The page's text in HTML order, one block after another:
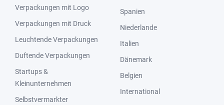
Verpackungen mit Logo
Verpackungen mit Druck
Leuchtende Verpackungen
Duftende Verpackungen
Startups &
Kleinunternehmen
Selbstvermarkter
Spanien
Niederlande
Italien
Dänemark
Belgien
International